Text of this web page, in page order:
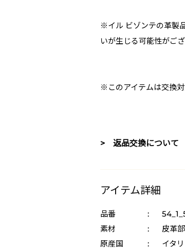
※イル ビゾンテの革製
いが生じる可能性がご
※このアイテムは交換
> 返品交換について
アイテム詳細
品番 :
素材
:
皮革
原産国
:
イタ